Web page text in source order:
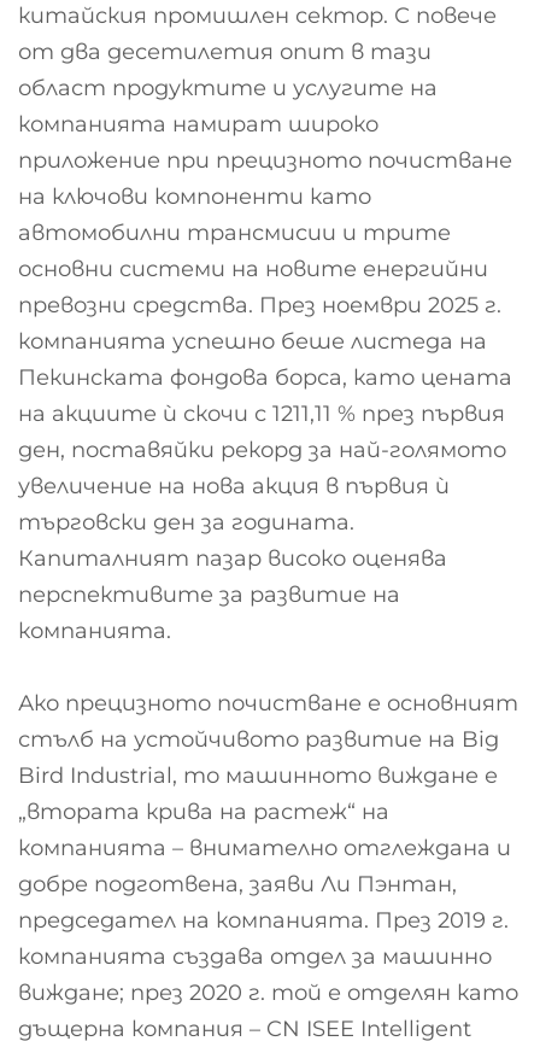
китайския промишлен сектор. С повече
от два десетилетия опит в тази
област продуктите и услугите на
компанията намират широко
приложение при прецизното почистване
на ключови компоненти като
автомобилни трансмисии и трите
основни системи на новите енергийни
превозни средства. През ноември 2025 г.
компанията успешно беше листеда на
Пекинската фондова борса, като цената
на акциите ѝ скочи с 1211,11 % през първия
ден, поставяйки рекорд за най-голямото
увеличение на нова акция в първия ѝ
търговски ден за годината.
Капиталният пазар високо оценява
перспективите за развитие на
компанията.
Ако прецизното почистване е основният
стълб на устойчивото развитие на Big
Bird Industrial, то машинното виждане е
„втората крива на растеж“ на
компанията – внимателно отглеждана и
добре подготвена, заяви Ли Пэнтан,
председател на компанията. През 2019 г.
компанията създава отдел за машинно
виждане; през 2020 г. той е отделян като
дъщерна компания – CN ISEE Intelligent